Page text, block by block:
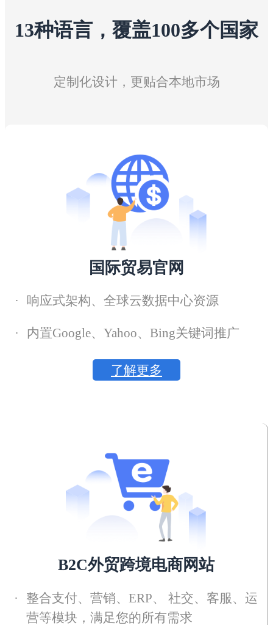
13种语言，覆盖100多个国家
定制化设计，更贴合本地市场
国际贸易官网
· 响应式架构、全球云数据中心资源
· 内置Google、Yahoo、Bing关键词推广
了解更多
B2C外贸跨境电商网站
·
整合支付、营销、ERP、 社交、客服、运
营等模块，满足您的所有需求